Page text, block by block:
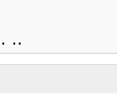
..